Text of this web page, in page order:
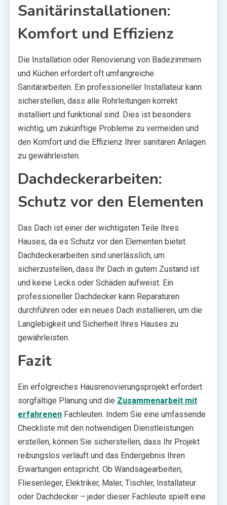
Sanitärinstallationen:
Komfort und Effizienz
Die Installation oder Renovierung von Badezimmern
und Küchen erfordert oft umfangreiche
Sanitärarbeiten. Ein professioneller Installateur kann
sicherstellen, dass alle Rohrleitungen korrekt
installiert und funktional sind. Dies ist besonders
wichtig, um zukünftige Probleme zu vermeiden und
den Komfort und die Effizienz Ihrer sanitären Anlagen
zu gewährleisten.
Dachdeckerarbeiten:
Schutz vor den Elementen
Das Dach ist einer der wichtigsten Teile Ihres
Hauses, da es Schutz vor den Elementen bietet.
Dachdeckerarbeiten sind unerlässlich, um
sicherzustellen, dass Ihr Dach in gutem Zustand ist
und keine Lecks oder Schäden aufweist. Ein
professioneller Dachdecker kann Reparaturen
durchführen oder ein neues Dach installieren, um die
Langlebigkeit und Sicherheit Ihres Hauses zu
gewährleisten.
Fazit
Ein erfolgreiches Hausrenovierungsprojekt erfordert
sorgfältige Planung und die Zusammenarbeit mit
erfahrenen Fachleuten. Indem Sie eine umfassende
Checkliste mit den notwendigen Dienstleistungen
erstellen, können Sie sicherstellen, dass Ihr Projekt
reibungslos verläuft und das Endergebnis Ihren
Erwartungen entspricht. Ob Wandsägearbeiten,
Fliesenleger, Elektriker, Maler, Tischler, Installateur
oder Dachdecker – jeder dieser Fachleute spielt eine